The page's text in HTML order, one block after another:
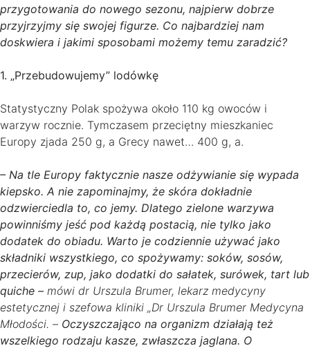
przygotowania do nowego sezonu, najpierw dobrze
przyjrzyjmy się swojej figurze. Co najbardziej nam
doskwiera i jakimi sposobami możemy temu zaradzić?
1. „Przebudowujemy” lodówkę
Statystyczny Polak spożywa około 110 kg owoców i
warzyw rocznie. Tymczasem przeciętny mieszkaniec
Europy zjada 250 g, a Grecy nawet… 400 g, a.
– Na tle Europy faktycznie nasze odżywianie się wypada
kiepsko. A nie zapominajmy, że skóra dokładnie
odzwierciedla to, co jemy. Dlatego zielone warzywa
powinniśmy jeść pod każdą postacią, nie tylko jako
dodatek do obiadu. Warto je codziennie używać jako
składniki wszystkiego, co spożywamy: soków, sosów,
przecierów, zup, jako dodatki do sałatek, surówek, tart lub
quiche – mówi dr Urszula Brumer, lekarz medycyny
estetycznej i szefowa kliniki „Dr Urszula Brumer Medycyna
Młodości. – Oczyszczająco na organizm działają też
wszelkiego rodzaju kasze, zwłaszcza jaglana. O